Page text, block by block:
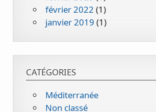
février 2022 (1)
janvier 2019 (1)
CATÉGORIES
Méditerranée
Non classé